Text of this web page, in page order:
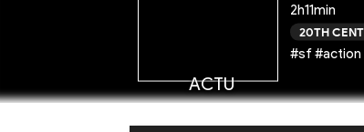
2h11min
20TH
#sf #action
ACTU